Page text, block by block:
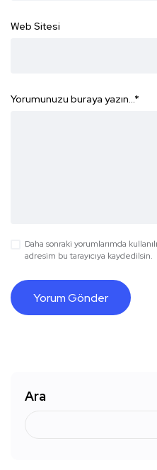
Web Sitesi
Yorumunuzu buraya yazın...*
Daha sonraki yorumlarımda
adresim bu tarayıcıya kaydedilsin.
Ara